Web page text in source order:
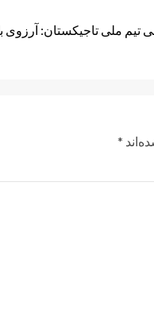
تیم ملی تاجیکستان: آرزوی
*